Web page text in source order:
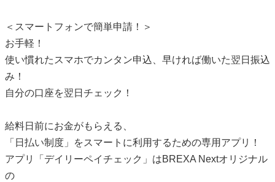
＜スマートフォンで簡単申請！＞
お手軽！
使い慣れたスマホでカンタン申込、早ければ働いた翌日振込
み！
自分の口座を翌日チェック！
給料日前にお金がもらえる、
「日払い制度」をスマートに利用するための専用アプリ！
アプリ「デイリーペイチェック」はBREXA Nextオリジナル
の